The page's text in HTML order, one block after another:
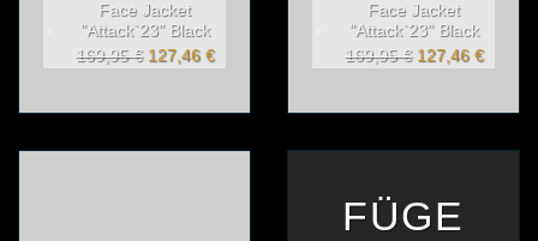
Face Jacket
"Attack`23" Black
169,95€ Ursprünglicher
127,46 €Aktueller
Face Jacket
"Attack`23" Black
169,95€ Ursprünglicher
127,46 €
FÜGE